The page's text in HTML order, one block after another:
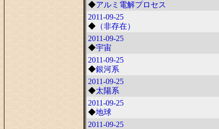
◆アルミ電解プロセス
2011-09-25
◆ （非存在）
2011-09-25
◆宇宙
2011-09-25
◆銀河系
2011-09-25
◆太陽系
2011-09-25
◆地球
2011-09-25